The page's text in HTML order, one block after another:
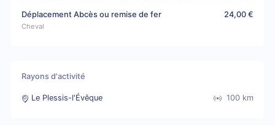
Déplacement Abcès ou remise de fer
Cheval
24,00 €
Rayons d'activité
Le Plessis-l'Évêque 100 km